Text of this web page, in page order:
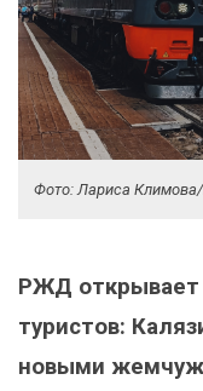
Фото: Лариса
РЖД открывает
туристов:
новыми